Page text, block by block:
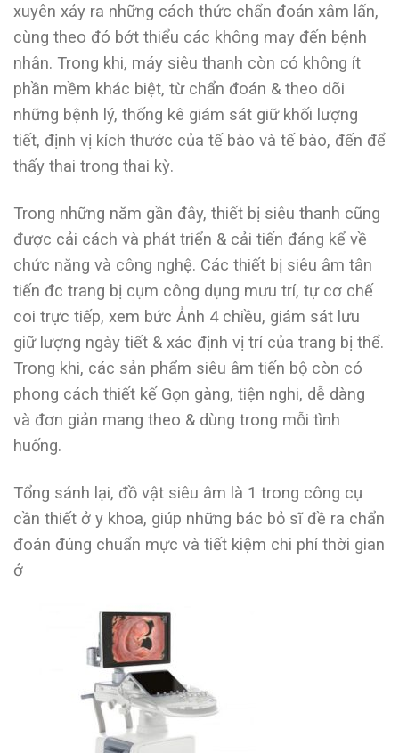
xuyên xảy ra những cách thức chẩn đoán xâm lấn,
cùng theo đó bớt thiểu các không may đến bệnh
nhân. Trong khi, máy siêu thanh còn có không ít
phần mềm khác biệt, từ chẩn đoán & theo dõi
những bệnh lý, thống kê giám sát giữ khối lượng
tiết, định vị kích thước của tế bào và tế bào, đến để
thấy thai trong thai kỳ.
Trong những năm gần đây, thiết bị siêu thanh cũng
được cải cách và phát triển & cải tiến đáng kể về
chức năng và công nghệ. Các thiết bị siêu âm tân
tiến đc trang bị cụm công dụng mưu trí, tự cơ chế
coi trực tiếp, xem bức Ảnh 4 chiều, giám sát lưu
giữ lượng ngày tiết & xác định vị trí của trang bị thể.
Trong khi, các sản phẩm siêu âm tiến bộ còn có
phong cách thiết kế Gọn gàng, tiện nghi, dễ dàng
và đơn giản mang theo & dùng trong mỗi tình
huống.
Tổng sánh lại, đồ vật siêu âm là 1 trong công cụ
cần thiết ở y khoa, giúp những bác bỏ sĩ đề ra chẩn
đoán đúng chuẩn mực và tiết kiệm chi phí thời gian
ở